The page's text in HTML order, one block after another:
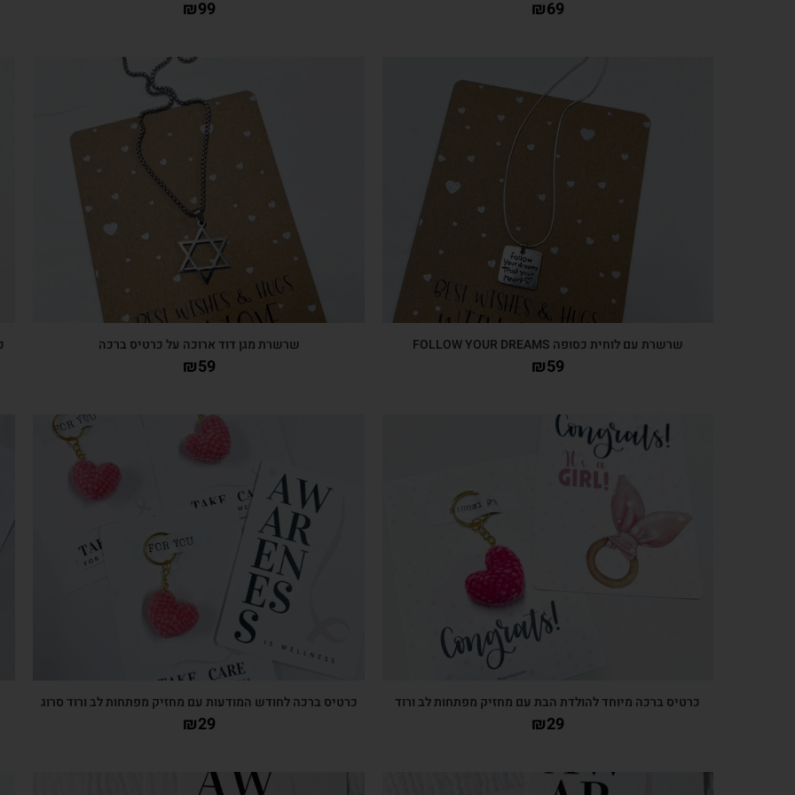
₪69
₪99
צפייה מהירה
שרשרת עם לוחית כסופה FOLLOW YOUR DREAMS
₪59
צפייה מהירה
שרשרת מגן דוד ארוכה על כרטיס ברכה
₪59
צפייה מהירה
כרטיס ברכה מיוחד להולדת הבת עם מחזיק מפתחות לב ורוד
₪29
כרטיס ברכה לחודש המודעות עם מחזיק מפתחות לב ורוד סרוג
₪29